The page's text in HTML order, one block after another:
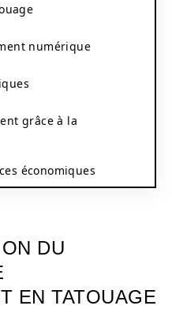
numérique
grâce à la
économiques
DU
EN TATOUAGE